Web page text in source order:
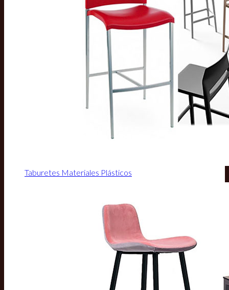
Taburetes Materiales Plásticos